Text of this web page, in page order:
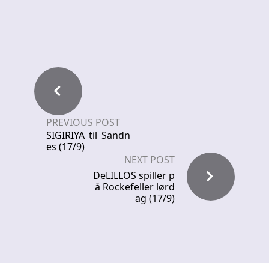
PREVIOUS POST
SIGIRIYA til Sandn
es (17/9)
NEXT POST
DeLILLOS spiller p
å Rockefeller lørd
ag (17/9)